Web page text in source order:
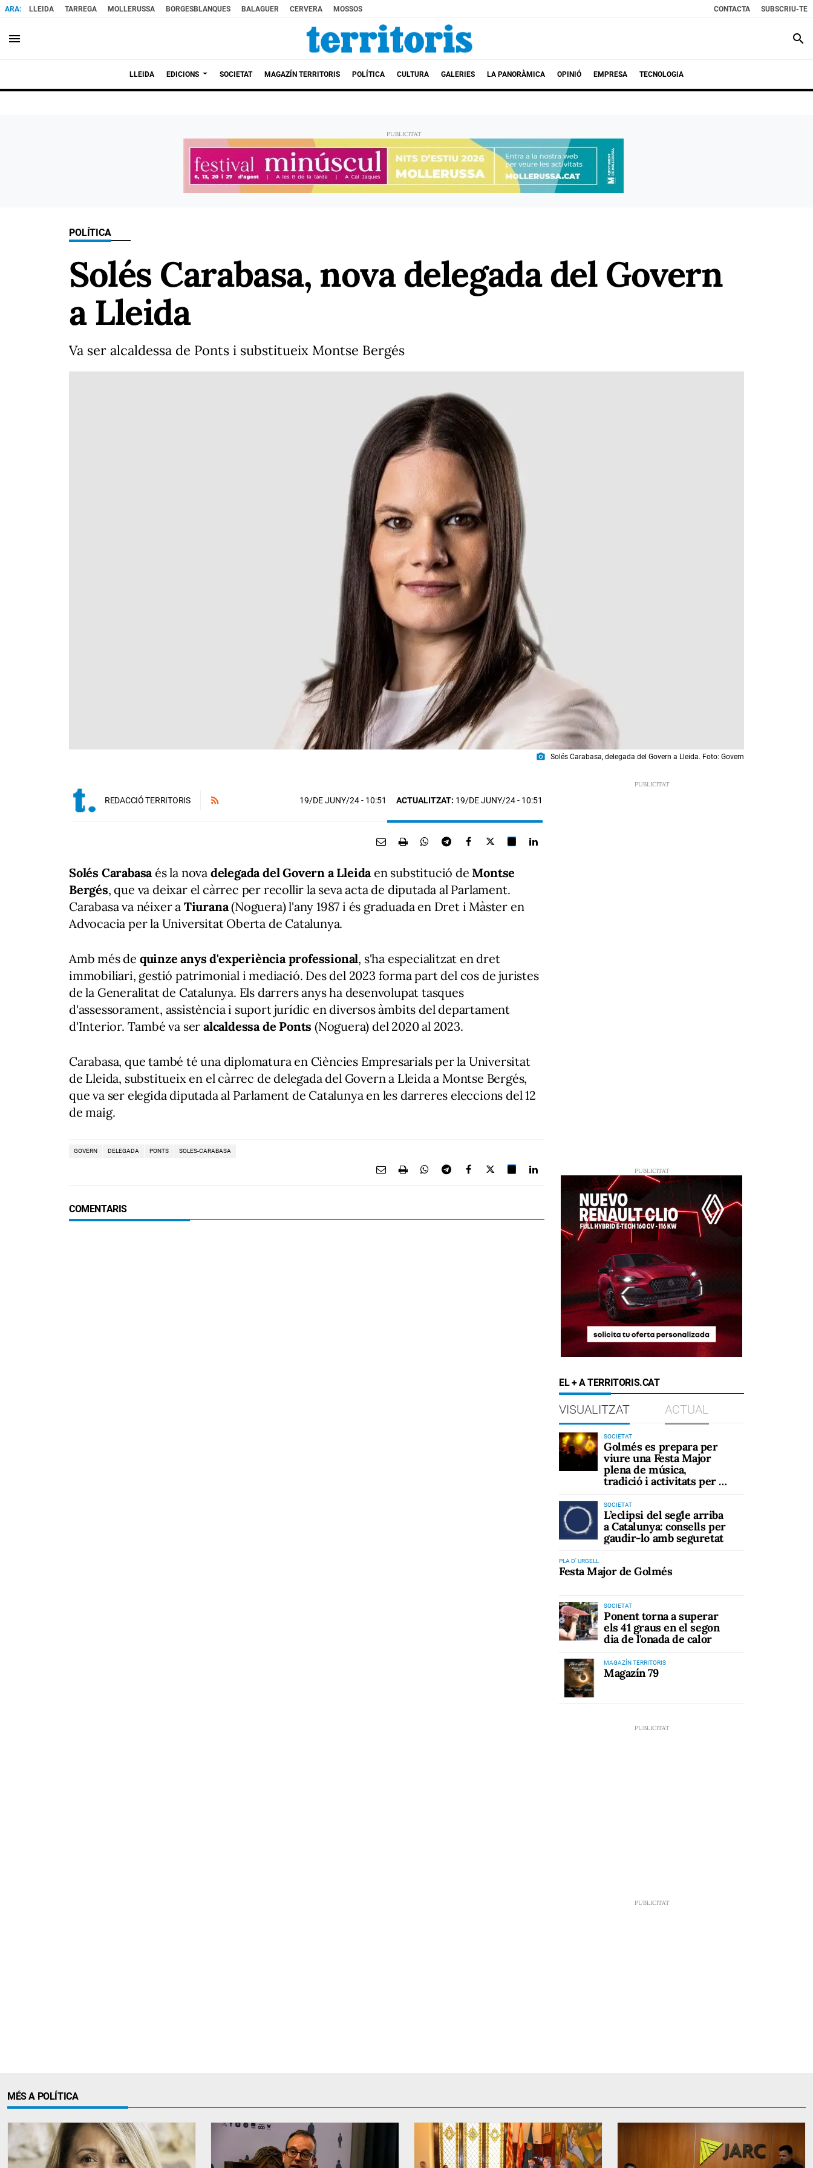
LLEIDA TARREGA MOLLERUSSA BORGESBLANQUES BALAGUER CERVERA MOSSOS CONTACTA SUBSCRIU-TE
menu search
LLEIDA EDICIONS SOCIETAT MAGAZÍN TERRITORIS POLÍTICA CULTURA GALERIES LA PANORÀMICA OPINIÓ EMPRESA TECNOLOGIA
POLÍTICA
Solés Carabasa, nova delegada del Govern
a Lleida
Va ser alcaldessa de Ponts i substitueix Montse Bergés
photo_camera Solés Carabasa, delegada del Govern a Lleida. Foto: Govern
REDACCIÓ TERRITORIS 19/DE JUNY/24- 10:51 ACTUALITZAT: 19/DE JUNY/24 - 10:51
Solés Carabasaés la nova delegada del Govern a Lleidaen substitució de Montse
Bergés, que va deixar el càrrec per recollir la seva acta de diputada al Parlament.
Carabasa va néixer a Tiurana(Noguera) l'any 1987 i és graduada en Dret i Màster en
Advocacia per la Universitat Oberta de Catalunya.
Amb més de quinze anys d'experiència professional, s'ha especialitzat en dret
immobiliari, gestió patrimonial i mediació. Des del 2023 forma part del cos de juristes
de la Generalitat de Catalunya. Els darrers anys ha desenvolupat tasques
d'assessorament, assistència i suport jurídic en diversos àmbits del departament
d'Interior. També va seralcaldessa de Ponts (Noguera) del 2020 al 2023.
Carabasa, que també té una diplomatura en Ciències Empresarials per la Universitat
de Lleida, substitueix en el càrrec de delegada del Govern a Lleida a Montse Bergés,
que va ser elegida diputada al Parlament de Catalunya en les darreres eleccions del 12
de maig.
GOVERN DELEGADA PONTS SOLES-CARABASA
COMENTARIS
EL + A TERRITORIS.CAT
VISUALITZAT ACTUAL
SOCIETAT
Golmés es prepara per
viure una Festa Major
plena de música,
tradició i activitats per a
SOCIETAT
L’eclipsi del segle arriba
a Catalunya: consells per
gaudir-lo amb seguretat
PLA D' URGELL
Festa Major de Golmés
SOCIETAT
Ponent torna a superar
els 41 graus en el segon
dia de l'onada de calor
MAGAZÍN TERRITORIS
Magazín 79
MÉS A POLÍTICA